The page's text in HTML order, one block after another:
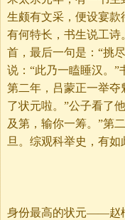
生颇有文采，便设宴
有何特长，书生说工
首，最后一句是：“挑
说：“此乃一瞌睡汉。”
第二年，吕蒙正一举夺
了状元啦。”公子看了
及第，输你一筹。”第
旦。综观科举史，有如
身份最高的状元——赵